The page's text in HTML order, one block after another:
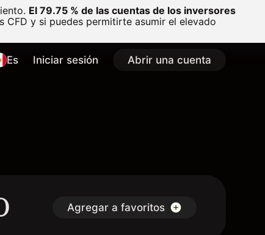
El 79.75 % de las cuentas de los inversores
y si puedes permitirte asumir el elevado
Es Iniciar sesión Abrir una cuenta
Agregar a favoritos